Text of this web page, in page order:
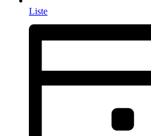
Liste